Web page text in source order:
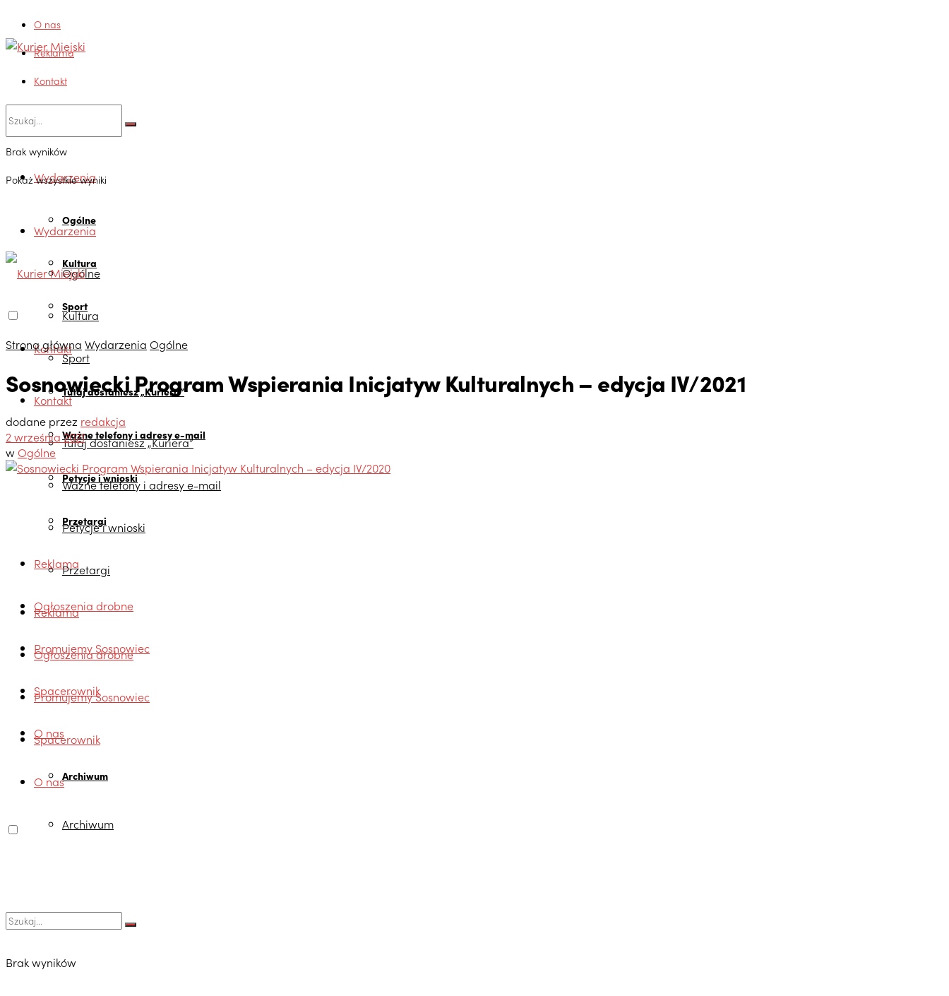
O nas
Reklama
Kontakt
Brak wyników
Pokaż wszystkie wyniki
Wydarzenia
Ogólne
Kultura
Sport
Kontakt
Tutaj dostaniesz „Kuriera”
Ważne telefony i adresy e-mail
Petycje i wnioski
Przetargi
Reklama
Ogłoszenia drobne
Promujemy Sosnowiec
Spacerownik
O nas
Archiwum
Wydarzenia
Ogólne
Kultura
Sport
Kontakt
Tutaj dostaniesz „Kuriera”
Ważne telefony i adresy e-mail
Petycje i wnioski
Przetargi
Reklama
Ogłoszenia drobne
Promujemy Sosnowiec
Spacerownik
O nas
Archiwum
Brak wyników
Strona główna Wydarzenia Ogólne
Sosnowiecki Program Wspierania Inicjatyw Kulturalnych – edycja IV/2021
dodane przez redakcja
2 września 2021
wOgólne